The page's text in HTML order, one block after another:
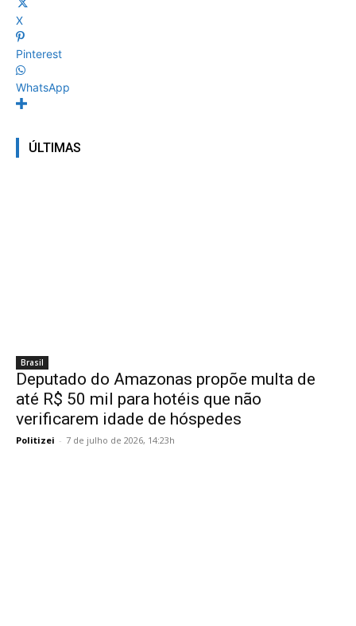
X
Pinterest
WhatsApp
ÚLTIMAS
Brasil
Deputado do Amazonas propõe multa de
até R$ 50 mil para hotéis que não
verificarem idade de hóspedes
Politizei - 7 de julho de 2026, 14:23h